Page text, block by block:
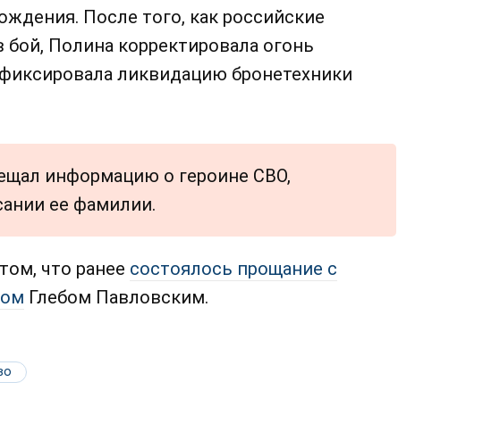
После того, как российские
бой, Полина корректировала огонь
ликвидацию бронетехники
информацию о героине СВО,
ее фамилии.
что ранее состоялось прощание с
Глебом Павловским.